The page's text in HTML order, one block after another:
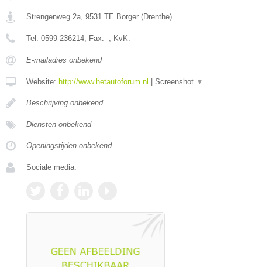
Strengenweg 2a 9531 TE Borger (Drenthe)
Tel: 0599-236214 , Fax: - , KvK: -
E-mailadres onbekend
Website: http://www.hetautoforum.nl | Screenshot ▼
Beschrijving onbekend
Diensten onbekend
Openingstijden onbekend
Sociale media: